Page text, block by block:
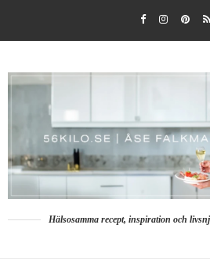
Hälsosamma recept, inspiration och